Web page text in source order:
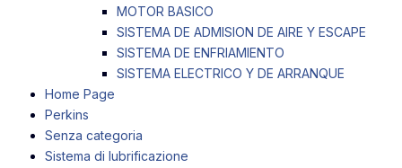
MOTOR BASICO
SISTEMA DE ADMISION DE AIRE Y ESCAPE
SISTEMA DE ENFRIAMIENTO
SISTEMA ELECTRICO Y DE ARRANQUE
Home Page
Perkins
Senza categoria
Sistema di lubrificazione